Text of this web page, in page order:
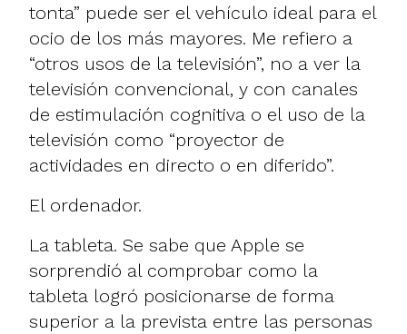
tonta” puede ser el vehículo ideal para el
ocio de los más mayores. Me refiero a
“otros usos de la televisión”, no a ver la
televisión convencional, y con canales
de estimulación cognitiva o el uso de la
televisión como “proyector de
actividades en directo o en diferido”.
El ordenador.
La tableta. Se sabe que Apple se
sorprendió al comprobar como la
tableta logró posicionarse de forma
superior a la prevista entre las personas